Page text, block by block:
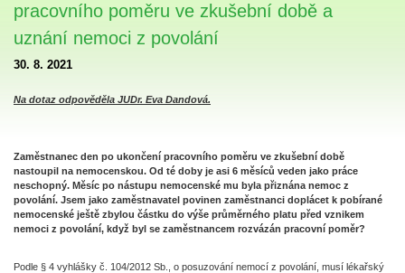
pracovního poměru ve zkušební době a
uznání nemoci z povolání
30. 8. 2021
Na dotaz odpověděla JUDr. Eva Dandová.
Zaměstnanec den po ukončení pracovního poměru ve zkušební době
nastoupil na nemocenskou. Od té doby je asi 6 měsíců veden jako práce
neschopný. Měsíc po nástupu nemocenské mu byla přiznána nemoc z
povolání. Jsem jako zaměstnavatel povinen zaměstnanci doplácet k pobírané
nemocenské ještě zbylou částku do výše průměrného platu před vznikem
nemoci z povolání, když byl se zaměstnancem rozvázán pracovní poměr?
Podle § 4 vyhlášky č. 104/2012 Sb., o posuzování nemocí z povolání, musí lékařský